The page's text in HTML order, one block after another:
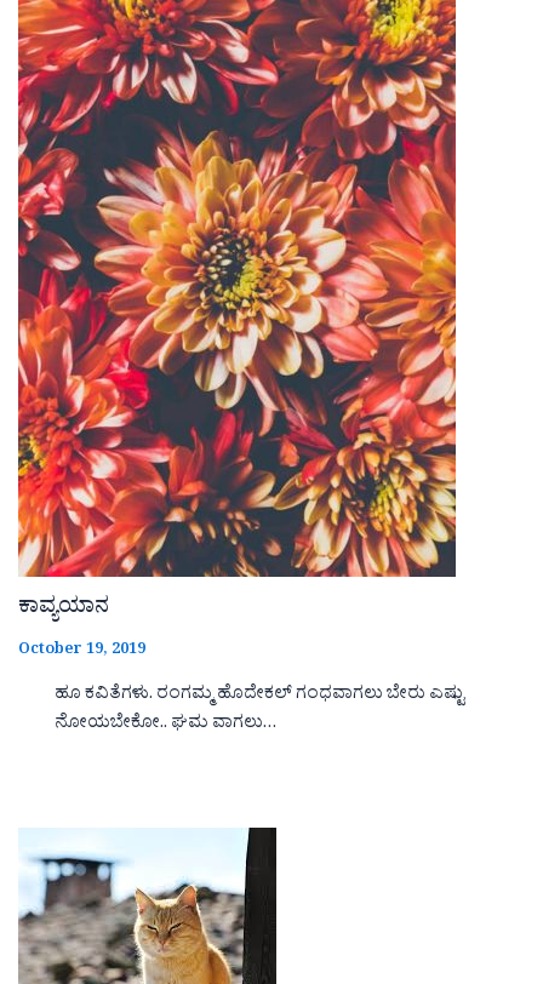
ಕಾವ್ಯಯಾನ
October 19, 2019
ಹೂ ಕವಿತೆಗಳು. ರಂಗಮ್ಮ ಹೊದೇಕಲ್ ಗಂಧವಾಗಲು ಬೇರು ಎಷ್ಟು
ನೋಯಬೇಕೋ.. ಘಮ ವಾಗಲು…